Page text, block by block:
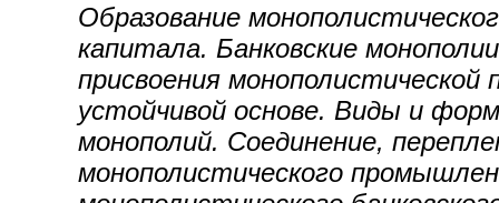
Образование
капитала. Банковские
присвоения монополистической
устойчивой основе. Виды и
монополий. Соединение,
монополистического